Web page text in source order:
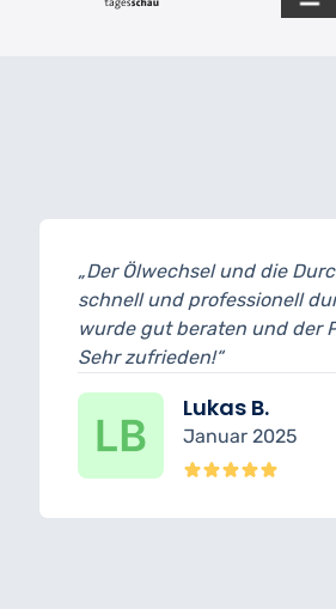
„Der Ölwechsel und die
schnell und professionell
wurde gut beraten und der
Sehr zufrieden!“
Lukas B.
Januar 2025